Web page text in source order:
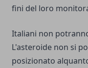
fini del loro
Italiani non
L'asteroide non si
posizionato